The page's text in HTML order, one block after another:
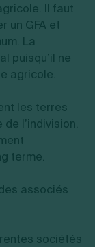
Il faut
un GFA et
La
puisqu’il ne
agricole.
les terres
l’indivision.
terme.
associés
sociétés